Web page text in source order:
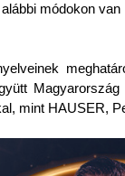
módokon van
mint HAUSER,